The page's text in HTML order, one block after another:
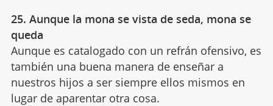
25. Aunque la mona se vista de seda, mona se
queda
Aunque es catalogado con un refrán ofensivo, es
también una buena manera de enseñar a
nuestros hijos a ser siempre ellos mismos en
lugar de aparentar otra cosa.